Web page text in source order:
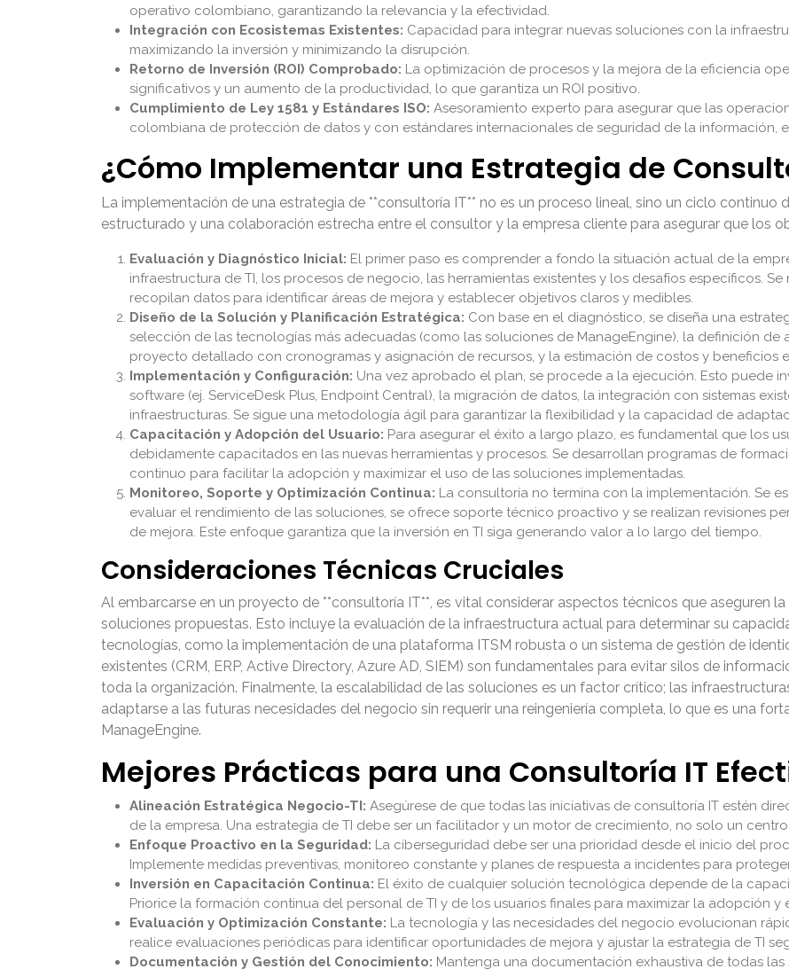
operativo colombiano, garantizando la relevancia y la efectividad.
Integración con Ecosistemas Existentes: Capacidad para integrar nuevas soluciones con la
maximizando la inversión y minimizando la disrupción.
Retorno de Inversión (ROI) Comprobado: La optimización de procesos y la mejora de la eficiencia
significativos y un aumento de la productividad, lo que garantiza un ROI positivo.
Cumplimiento de Ley 1581 y Estándares ISO: Asesoramiento experto para asegurar que las
colombiana de protección de datos y con estándares internacionales de seguridad de la información,
¿Cómo Implementar una Estrategia de
La implementación de una estrategia de **consultoría IT** no es un proceso lineal, sino un ciclo continuo
estructurado y una colaboración estrecha entre el consultor y la empresa cliente para asegurar que los
Evaluación y Diagnóstico Inicial: El primer paso es comprender a fondo la situación actual de la
infraestructura de TI, los procesos de negocio, las herramientas existentes y los desafíos específicos.
recopilan datos para identificar áreas de mejora y establecer objetivos claros y medibles.
Diseño de la Solución y Planificación Estratégica: Con base en el diagnóstico, se diseña una
selección de las tecnologías más adecuadas (como las soluciones de ManageEngine), la definición
proyecto detallado con cronogramas y asignación de recursos, y la estimación de costos y beneficios
Implementación y Configuración: Una vez aprobado el plan, se procede a la ejecución. Esto puede
software (ej. ServiceDesk Plus, Endpoint Central), la migración de datos, la integración con sistemas
infraestructuras. Se sigue una metodología ágil para garantizar la flexibilidad y la capacidad de
Capacitación y Adopción del Usuario: Para asegurar el éxito a largo plazo, es fundamental que los
debidamente capacitados en las nuevas herramientas y procesos. Se desarrollan programas de
continuo para facilitar la adopción y maximizar el uso de las soluciones implementadas.
Monitoreo, Soporte y Optimización Continua: La consultoría no termina con la implementación. Se
evaluar el rendimiento de las soluciones, se ofrece soporte técnico proactivo y se realizan revisiones
de mejora. Este enfoque garantiza que la inversión en TI siga generando valor a lo largo del tiempo.
Consideraciones Técnicas Cruciales
Al embarcarse en un proyecto de **consultoría IT**, es vital considerar aspectos técnicos que aseguren
soluciones propuestas. Esto incluye la evaluación de la infraestructura actual para determinar su
tecnologías, como la implementación de una plataforma ITSM robusta o un sistema de gestión de
existentes (CRM, ERP, Active Directory, Azure AD, SIEM) son fundamentales para evitar silos de
toda la organización. Finalmente, la escalabilidad de las soluciones es un factor crítico; las
adaptarse a las futuras necesidades del negocio sin requerir una reingeniería completa, lo que es una
ManageEngine.
Mejores Prácticas para una Consultoría IT
Alineación Estratégica Negocio-TI: Asegúrese de que todas las iniciativas de consultoría IT estén
de la empresa. Una estrategia de TI debe ser un facilitador y un motor de crecimiento, no solo un
Enfoque Proactivo en la Seguridad: La ciberseguridad debe ser una prioridad desde el inicio del
Implemente medidas preventivas, monitoreo constante y planes de respuesta a incidentes para
Inversión en Capacitación Continua: El éxito de cualquier solución tecnológica depende de la
Priorice la formación continua del personal de TI y de los usuarios finales para maximizar la adopción y
Evaluación y Optimización Constante: La tecnología y las necesidades del negocio evolucionan
realice evaluaciones periódicas para identificar oportunidades de mejora y ajustar la estrategia de TI
Documentación y Gestión del Conocimiento: Mantenga una documentación exhaustiva de todas